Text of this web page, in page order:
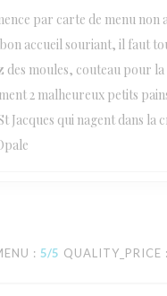
par carte de menu non
accueil souriant, il faut
moules, couteau pour
2 malheureux petits
Jacques qui nagent dans la
: 5/5 QUALITY_PRICE